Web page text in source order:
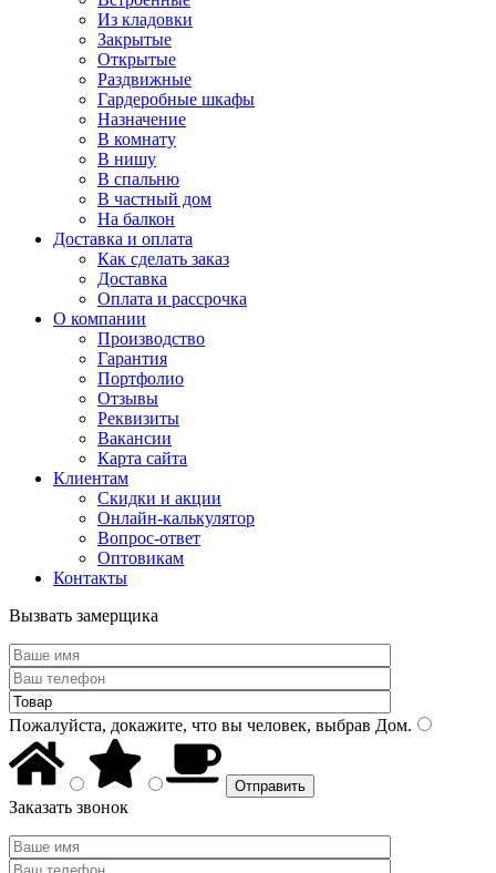
Из кладовки
Закрытые
Открытые
Раздвижные
Гардеробные шкафы
Назначение
В комнату
В нишу
В спальню
В частный дом
На балкон
Доставка и оплата
Как сделать заказ
Доставка
Оплата и рассрочка
О компании
Производство
Гарантия
Портфолио
Отзывы
Реквизиты
Вакансии
Карта сайта
Клиентам
Скидки и акции
Онлайн-калькулятор
Вопрос-ответ
Оптовикам
Контакты
Вызвать замерщика
Пожалуйста, докажите, что вы человек, выбрав Дом.
Заказать звонок